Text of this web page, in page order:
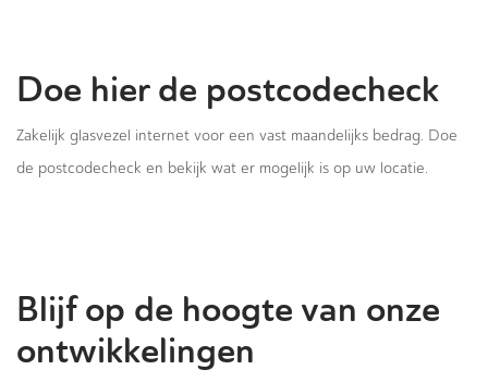
Doe hier de postcodecheck
Zakelijk glasvezel internet voor een vast maandelijks bedrag. Doe
de postcodecheck en bekijk wat er mogelijk is op uw locatie.
Blijf op de hoogte van onze
ontwikkelingen